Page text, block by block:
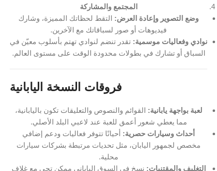
المجتمع والمشاركة
وضع التصوير وإعادة العرض: التقط لحظاتك المميزة، وشارك
فيديوهات أو صور لسباقاتك مع الآخرين.
نوادي وفعاليات موسمية: تقدر تنضم لنوادي تهتم بأسلوب معيّن في
السباق أو تشارك في بطولات محدودة الوقت على مستوى العالم.
فروقات النسخة اليابانية
لعبة بواجهة يابانية: القوائم والنصوص والتعليقات تكون باليابانية،
مما يعطي شعور أعمق للعبة عند لاعبي البلد الأصلي.
أحداث وسيارات حصرية: أحيانًا تتوفر فعاليات ودعم إضافي
مخصص لجمهور اليابان، مثل تحديات مرتبطة بشركات سيارات
محلية.
التغليف والمقتنيات: نسخ في السوق الياباني ممكن تجي مع غلاف